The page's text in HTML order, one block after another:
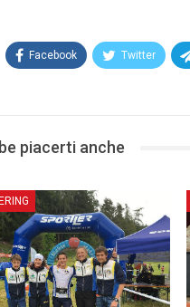
Facebook Twitter
piacerti anche